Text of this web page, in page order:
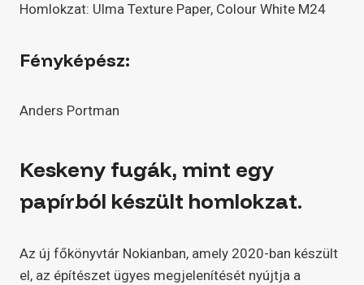
Homlokzat: Ulma Texture Paper, Colour White M24
Fényképész:
Anders Portman
Keskeny fugák, mint egy
papírból készült homlokzat.
Az új főkönyvtár Nokianban, amely 2020-ban készült
el, az építészet ügyes megjelenítését nyújtja a